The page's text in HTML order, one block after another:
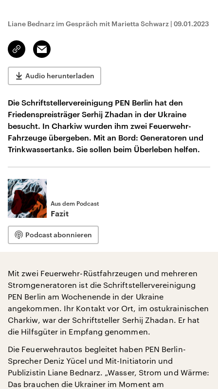
Liane Bednarz im Gespräch mit Marietta Schwarz | 09.01.2023
Link
kopieren/teilen
Email
Audio herunterladen
Die Schriftstellervereinigung PEN Berlin hat den
Friedenspreisträger Serhij Zhadan in der Ukraine
besucht. In Charkiw wurden ihm zwei Feuerwehr-
Fahrzeuge übergeben. Mit an Bord: Generatoren und
Trinkwassertanks. Sie sollen beim Überleben helfen.
Aus dem Podcast
Fazit
Podcast abonnieren
Mit zwei Feuerwehr-Rüstfahrzeugen und mehreren
Stromgeneratoren ist die Schriftstellervereinigung
PEN Berlin am Wochenende in der Ukraine
angekommen. Ihr Kontakt vor Ort, im ostukrainischen
Charkiw, war der Schriftsteller Serhij Zhadan. Er hat
die Hilfsgüter in Empfang genommen.
Die Feuerwehrautos begleitet haben PEN Berlin-
Sprecher Deniz Yücel und Mit-Initiatorin und
Publizistin Liane Bednarz. „Wasser, Strom und Wärme:
Das brauchen die Ukrainer im Moment am